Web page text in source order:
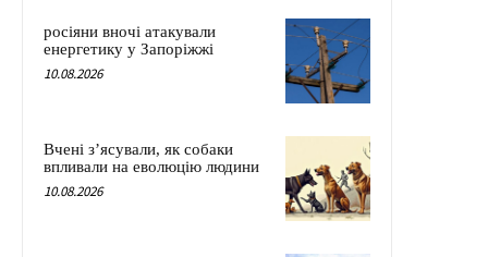
росіяни вночі атакували
енергетику у Запоріжжі
10.08.2026
Вчені з’ясували, як собаки
впливали на еволюцію людини
10.08.2026